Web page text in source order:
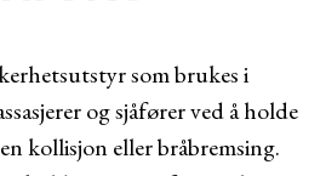
som brukes i
og sjåfører ved å holde
kollisjon eller bråbremsing.